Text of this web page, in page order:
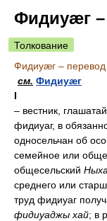
Фидиуæг
Толкование
Фидиуæг – перевод
см. Фидиуæг
I
– вестник,
фидиуаг, в
односельчан об
семейное или
общесельский
среднего или
труд фидиуаг
фидиуаджы хай; в